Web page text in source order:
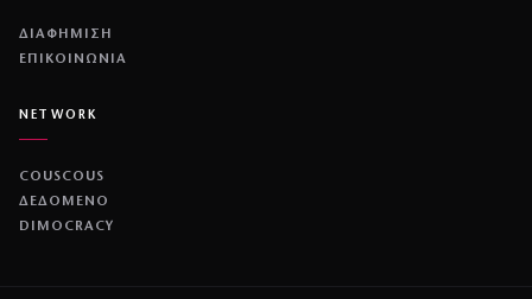
ΔΙΑΦΗΜΙΣΗ
ΕΠΙΚΟΙΝΩΝΙΑ
NETWORK
COUSCOUS
ΔΕΔΟΜΕΝΟ
DIMOCRACY